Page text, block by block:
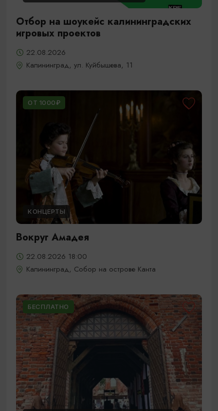
Отбор на шоукейс калининградских
игровых проектов
22.08.2026
Калининград, ул. Куйбышева, 11
ОТ 1000₽
КОНЦЕРТЫ
Вокруг Амадея
22.08.2026 18:00
Калининград, Собор на острове Канта
БЕСПЛАТНО